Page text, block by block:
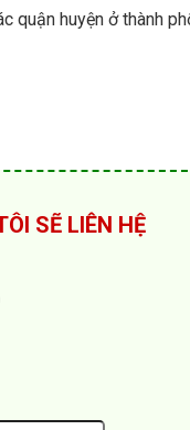
quận huyện ở thành
SẼ LIÊN HỆ